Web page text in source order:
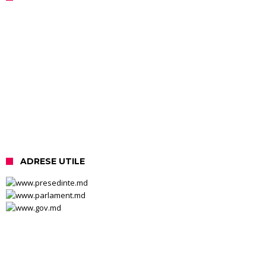
ADRESE UTILE